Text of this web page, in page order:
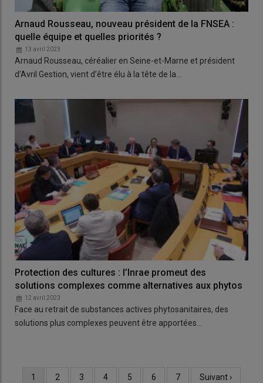
Arnaud Rousseau, nouveau président de la FNSEA :
quelle équipe et quelles priorités ?
13 avril 2023
Arnaud Rousseau, céréalier en Seine-et-Marne et président
d’Avril Gestion, vient d’être élu à la tête de la…
Protection des cultures : l’Inrae promeut des
solutions complexes comme alternatives aux phytos
12 avril 2023
Face au retrait de substances actives phytosanitaires, des
solutions plus complexes peuvent être apportées…
Page
1 Page
2 Page
3 Page
4 Page
5 Page
6 Page
7
Page
Suivant ›